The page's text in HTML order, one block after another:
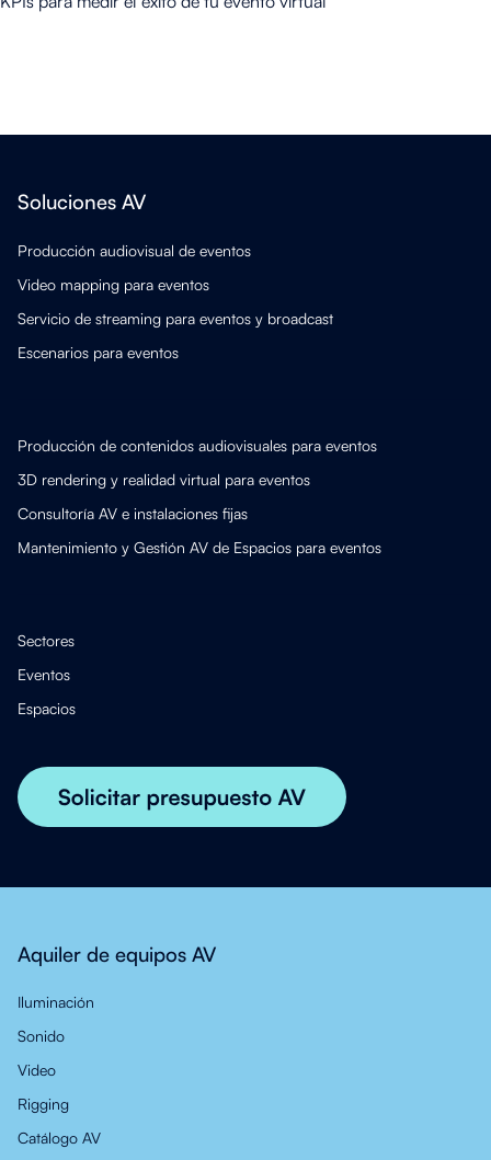
Soluciones AV
Producción audiovisual de eventos
Video mapping para eventos
Servicio de streaming para eventos y broadcast
Escenarios para eventos
Producción de contenidos audiovisuales para eventos
3D rendering y realidad virtual para eventos
Consultoría AV e instalaciones fijas
Mantenimiento y Gestión AV de Espacios para eventos
Sectores
Eventos
Espacios
Aquiler de equipos AV
Iluminación
Sonido
Video
Rigging
Catálogo AV